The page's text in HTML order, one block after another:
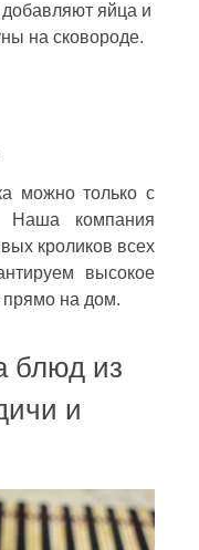
яйца и
на сковороде.
можно только с
Наша компания
кроликов всех
высокое
прямо на дом.
блюд из
и